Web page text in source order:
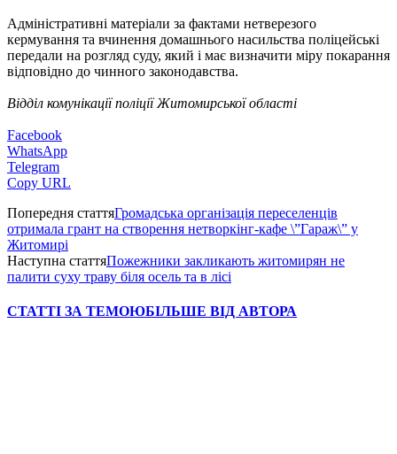
Адміністративні матеріали за фактами нетверезого
кермування та вчинення домашнього насильства поліцейські
передали на розгляд суду, який і має визначити міру покарання
відповідно до чинного законодавства.
Відділ комунікації поліції Житомирської області
Facebook
WhatsApp
Telegram
Copy URL
Попередня статтяГромадська організація переселенців
отримала грант на створення нетворкінг-кафе \”Гараж\” у
Житомирі
Наступна статтяПожежники закликають житомирян не
палити суху траву біля осель та в лісі
СТАТТІ ЗА ТЕМОЮБІЛЬШЕ ВІД АВТОРА